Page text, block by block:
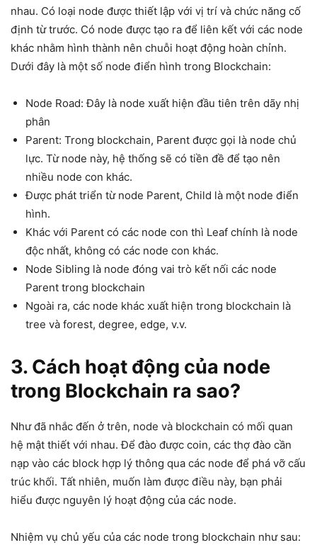
nhau. Có loại node được thiết lập với vị trí và chức năng cố
định từ trước. Có node được tạo ra để liên kết với các node
khác nhằm hình thành nên chuỗi hoạt động hoàn chỉnh.
Dưới đây là một số node điển hình trong Blockchain:
Node Road: Đây là node xuất hiện đầu tiên trên dãy nhị
phân
Parent: Trong blockchain, Parent được gọi là node chủ
lực. Từ node này, hệ thống sẽ có tiền đề để tạo nên
nhiều node con khác.
Được phát triển từ node Parent, Child là một node điển
hình.
Khác với Parent có các node con thì Leaf chính là node
độc nhất, không có các node con khác.
Node Sibling là node đóng vai trò kết nối các node
Parent trong blockchain
Ngoài ra, các node khác xuất hiện trong blockchain là
tree và forest, degree, edge, v.v.
3. Cách hoạt động của node
trong Blockchain ra sao?
Như đã nhắc đến ở trên, node và blockchain có mối quan
hệ mật thiết với nhau. Để đào được coin, các thợ đào cần
nạp vào các block hợp lý thông qua các node để phá vỡ cấu
trúc khối. Tất nhiên, muốn làm được điều này, bạn phải
hiểu được nguyên lý hoạt động của các node.
Nhiệm vụ chủ yếu của các node trong blockchain như sau: